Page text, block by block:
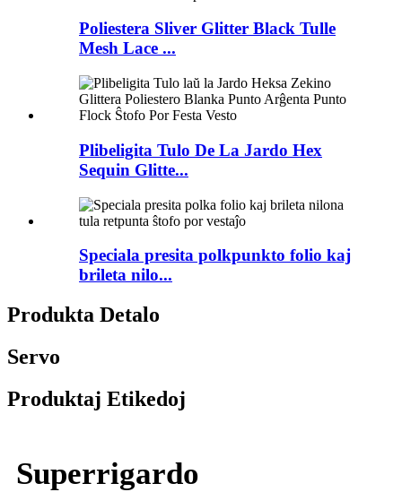
Poliestera Sliver Glitter Black Tulle
Mesh Lace ...
Plibeligita Tulo De La Jardo Hex
Sequin Glitte...
Speciala presita polkpunkto folio kaj
brileta nilo...
Produkta Detalo
Servo
Produktaj Etikedoj
Superrigardo